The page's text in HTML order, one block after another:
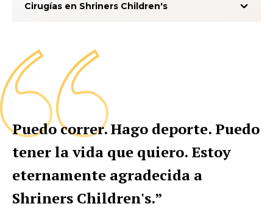
Cirugías en Shriners Children's
Puedo correr. Hago deporte. Puedo
tener la vida que quiero. Estoy
eternamente agradecida a
Shriners Children's.